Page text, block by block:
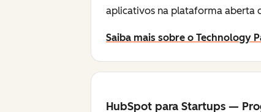
aplicativos na plataforma aberta
Saiba mais sobre o Technology
HubSpot para Startups —